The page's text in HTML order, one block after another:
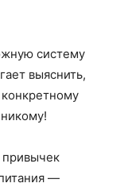
систему
выяснить,
—